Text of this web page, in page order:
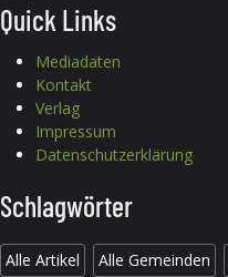
Quick Links
Mediadaten
Kontakt
Verlag
Impressum
Datenschutzerklärung
Schlagwörter
Alle Artikel Alle Gemeinden